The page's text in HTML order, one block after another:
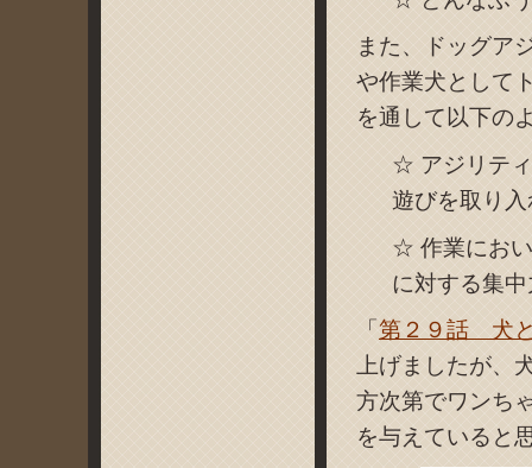
また、ドッグア
や作業犬として
を通して以下の
☆ アジリテ
遊びを取り
☆ 作業にお
に対する集
「 第２９話 犬
上げましたが、
方次第でワンち
を与えていると